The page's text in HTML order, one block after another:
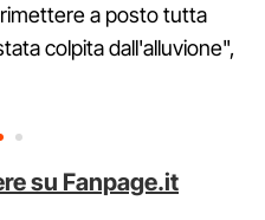
a posto tutta
colpita dall'alluvione",
su Fanpage.it